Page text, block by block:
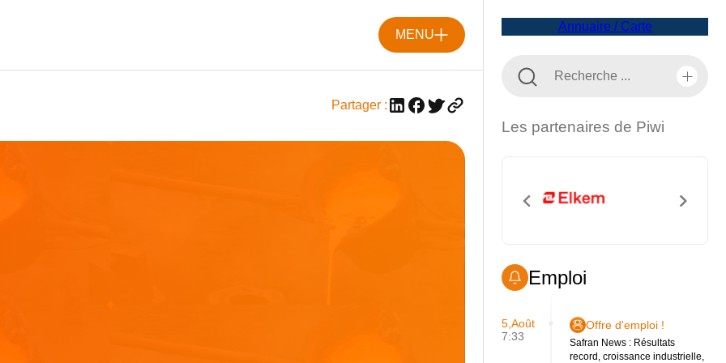
MENU
Partager :
Annuaire / Carte
Les partenaires de Piwi
Emploi
5,Août
7:33
Offre d'emploi !
Safran News : Résultats
record, croissance industrielle,